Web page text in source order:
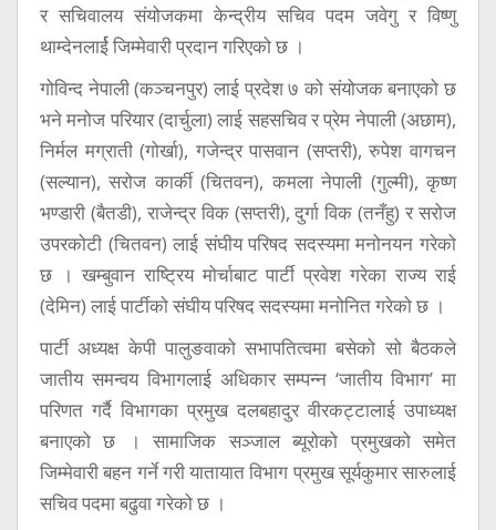
र सचिवालय संयोजकमा केन्द्रीय सचिव पदम जवेगु र विष्णु
थाम्देनलार्ई जिम्मेवारी प्रदान गरिएको छ ।
गोविन्द नेपाली (कञ्चनपुर) लाई प्रदेश ७ को संयोजक बनाएको छ
भने मनोज परियार (दार्चुला) लाई सहसचिव र प्रेम नेपाली (अछाम),
निर्मल मग्राती (गोर्खा), गजेन्द्र पासवान (सप्तरी), रुपेश वागचन
(सल्यान), सरोज कार्की (चितवन), कमला नेपाली (गुल्मी), कृष्ण
भण्डारी (बैतडी), राजेन्द्र विक (सप्तरी), दुर्गा विक (तनँहु) र सरोज
उपरकोटी (चितवन) लाई संघीय परिषद सदस्यमा मनोनयन गरेको
छ । खम्बुवान राष्ट्रिय मोर्चाबाट पार्टी प्रवेश गरेका राज्य राई
(देमिन) लाई पार्टीको संघीय परिषद सदस्यमा मनोनित गरेको छ ।
पार्टी अध्यक्ष केपी पालुङवाको सभापतित्वमा बसेको सो बैठकले
जातीय समन्वय विभागलाई अधिकार सम्पन्न ‘जातीय विभाग’ मा
परिणत गर्दै विभागका प्रमुख दलबहादुर वीरकट्टालाई उपाध्यक्ष
बनाएको छ । सामाजिक सञ्जाल ब्यूरोको प्रमुखको समेत
जिम्मेवारी बहन गर्ने गरी यातायात विभाग प्रमुख सूर्यकुमार सारुलाई
सचिव पदमा बढुवा गरेको छ ।